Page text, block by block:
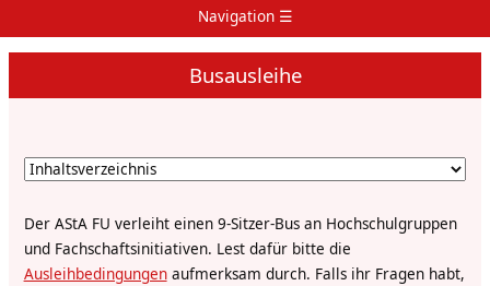
Main
Navigation
Navigation ☰
Busausleihe
Der AStA FU verleiht einen 9-Sitzer-Bus an Hochschulgruppen
und Fachschaftsinitiativen. Lest dafür bitte die
Ausleihbedingungenaufmerksam durch. Falls ihr Fragen habt,